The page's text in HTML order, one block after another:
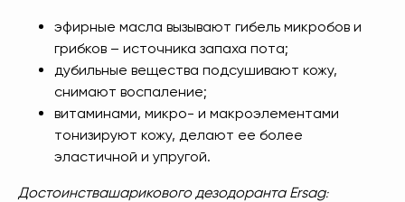
эфирные масла вызывают гибель микробов и
грибков – источника запаха пота;
дубильные вещества подсушивают кожу,
снимают воспаление;
витаминами, микро- и макроэлементами
тонизируют кожу, делают ее более
эластичной и упругой.
Достоинствашарикового дезодоранта Ersag: